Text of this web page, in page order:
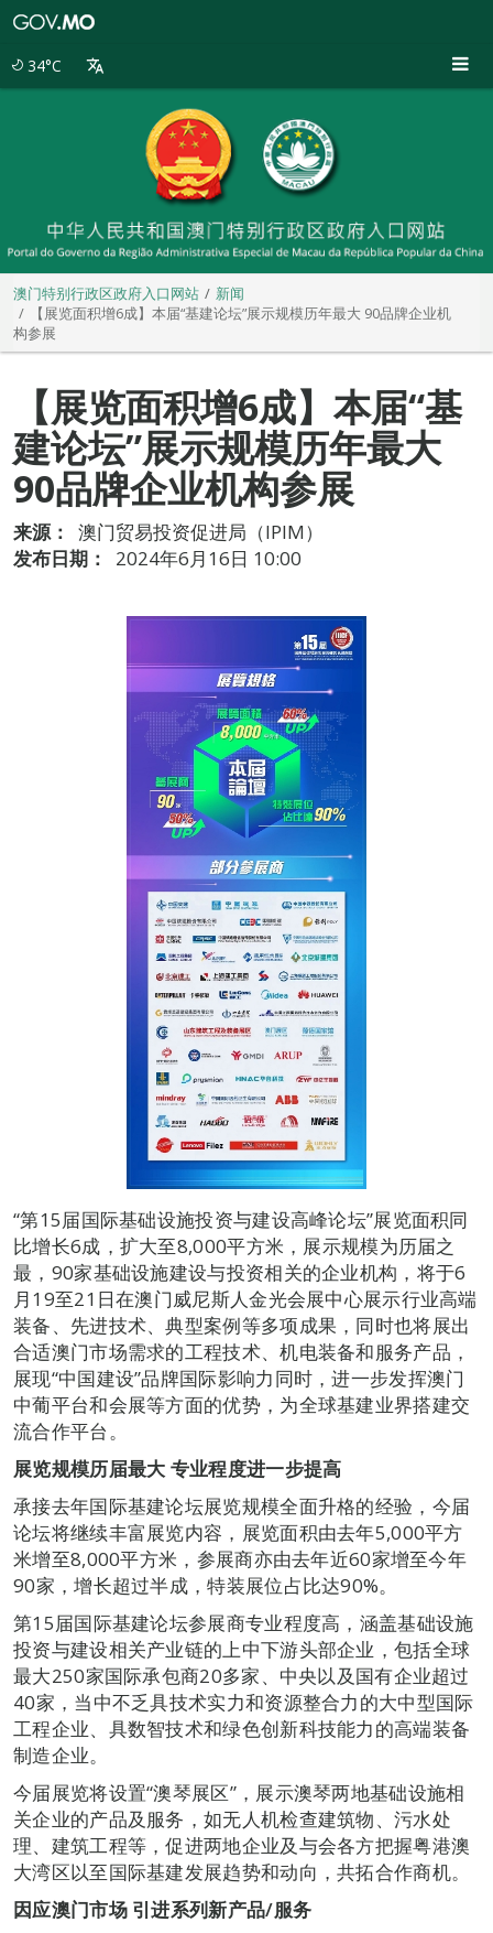
34°C
澳门特别行政区政府入口网站
新闻
【展览面积增6成】本届“基建论坛”展示规模历年最大 90品牌企业机
构参展
【展览面积增6成】本届“基
建论坛”展示规模历年最大
90品牌企业机构参展
来源：
澳门贸易投资促进局（IPIM）
发布日期：
2024年6月16日 10:00
“第15届国际基础设施投资与建设高峰论坛”展览面积同
比增长6成，扩大至8,000平方米，展示规模为历届之
最，90家基础设施建设与投资相关的企业机构，将于6
月19至21日在澳门威尼斯人金光会展中心展示行业高端
装备、先进技术、典型案例等多项成果，同时也将展出
合适澳门市场需求的工程技术、机电装备和服务产品，
展现“中国建设”品牌国际影响力同时，进一步发挥澳门
中葡平台和会展等方面的优势，为全球基建业界搭建交
流合作平台。
展览规模历届最大 专业程度进一步提高
承接去年国际基建论坛展览规模全面升格的经验，今届
论坛将继续丰富展览内容，展览面积由去年5,000平方
米增至8,000平方米，参展商亦由去年近60家增至今年
90家，增长超过半成，特装展位占比达90%。
第15届国际基建论坛参展商专业程度高，涵盖基础设施
投资与建设相关产业链的上中下游头部企业，包括全球
最大250家国际承包商20多家、中央以及国有企业超过
40家，当中不乏具技术实力和资源整合力的大中型国际
工程企业、具数智技术和绿色创新科技能力的高端装备
制造企业。
今届展览将设置“澳琴展区”，展示澳琴两地基础设施相
关企业的产品及服务，如无人机检查建筑物、污水处
理、建筑工程等，促进两地企业及与会各方把握粤港澳
大湾区以至国际基建发展趋势和动向，共拓合作商机。
因应澳门市场 引进系列新产品/服务